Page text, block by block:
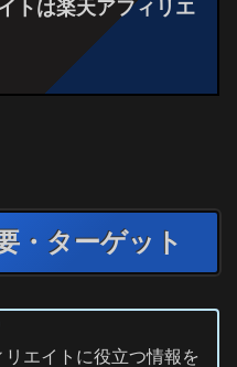
トは楽天アフィリエ
・ターゲット
エイトに役立つ情報を